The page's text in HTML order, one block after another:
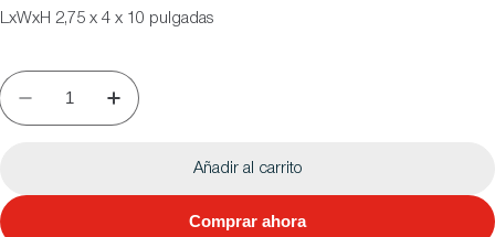
LxWxH 2,75 x 4 x 10 pulgadas
Añadir al carrito
Comprar ahora